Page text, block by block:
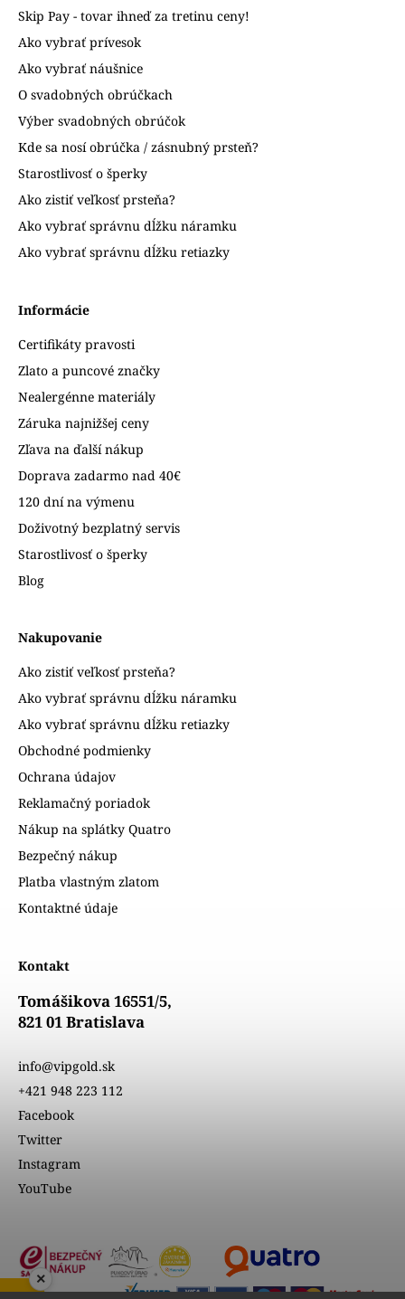
Skip Pay - tovar ihneď za tretinu ceny!
Ako vybrať prívesok
Ako vybrať náušnice
O svadobných obrúčkach
Výber svadobných obrúčok
Kde sa nosí obrúčka / zásnubný prsteň?
Starostlivosť o šperky
Ako zistiť veľkosť prsteňa?
Ako vybrať správnu dĺžku náramku
Ako vybrať správnu dĺžku retiazky
Informácie
Certifikáty pravosti
Zlato a puncové značky
Nealergénne materiály
Záruka najnižšej ceny
Zľava na ďalší nákup
Doprava zadarmo nad 40€
120 dní na výmenu
Doživotný bezplatný servis
Starostlivosť o šperky
Blog
Nakupovanie
Ako zistiť veľkosť prsteňa?
Ako vybrať správnu dĺžku náramku
Ako vybrať správnu dĺžku retiazky
Obchodné podmienky
Ochrana údajov
Reklamačný poriadok
Nákup na splátky Quatro
Bezpečný nákup
Platba vlastným zlatom
Kontaktné údaje
Kontakt
Tomášikova 16551/5,
821 01 Bratislava
info@vipgold.sk
+421 948 223 112
Facebook
Twitter
Instagram
YouTube
×